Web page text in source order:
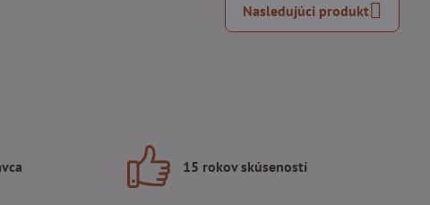
Nasledujúci produkt
15 rokov skúseností